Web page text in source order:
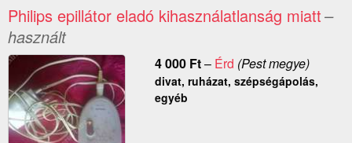
Philips epillátor eladó kihasználatlanság miatt–
használt
4 000 Ft– Érd (Pest megye)
divat, ruházat, szépségápolás,
egyéb